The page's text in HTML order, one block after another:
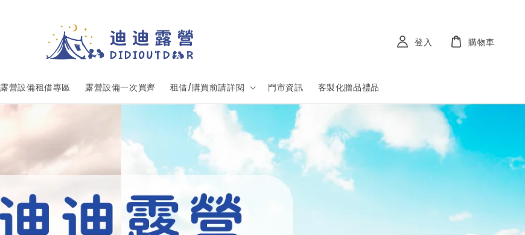
露營設備租借專區 露營設備一次買齊 租借/購買前請詳閱 門市資訊 客製化贈品禮品
登入 購物車